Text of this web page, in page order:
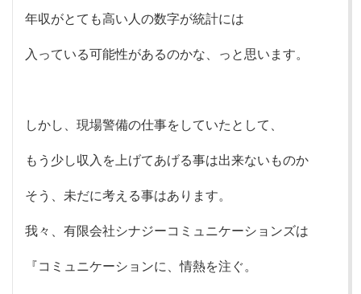
年収がとても高い人の数字が統計には
入っている可能性があるのかな、っと思います。
しかし、現場警備の仕事をしていたとして、
もう少し収入を上げてあげる事は出来ないものか
そう、未だに考える事はあります。
我々、有限会社シナジーコミュニケーションズは
『コミュニケーションに、情熱を注ぐ。